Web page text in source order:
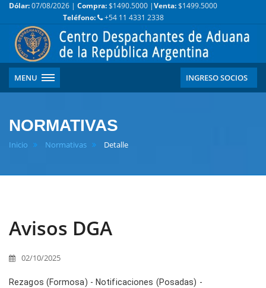
Dólar:07/08/2026 | Compra:$1490.5000 |Venta:$1499.5000
Teléfono:
+54 11 4331 2338
MENU INGRESO SOCIOS
NORMATIVAS
Inicio Normativas Detalle
Avisos DGA
02/10/2025
Rezagos (Formosa) - Notificaciones (Posadas) -